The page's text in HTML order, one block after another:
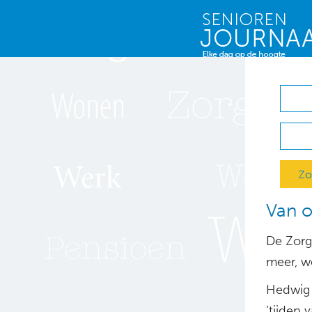
Van
De
meer,